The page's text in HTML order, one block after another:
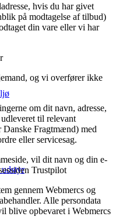
hvis du har givet
på modtagelse af tilbud)
din vare eller vi har
og vi overfører ikke
om dit navn, adresse,
til relevant
Fragtmænd) med
eller servicesag.
vil dit navn og din e-
Trustpilot
gennem Webmercs og
Alle persondata
blive opbevaret i Webmercs